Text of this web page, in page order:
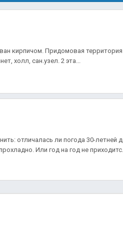
кирпичом. Придомовая
холл, сан.узел. 2 эта...
отличалась ли погода 30-
Или год на год не приходитс...